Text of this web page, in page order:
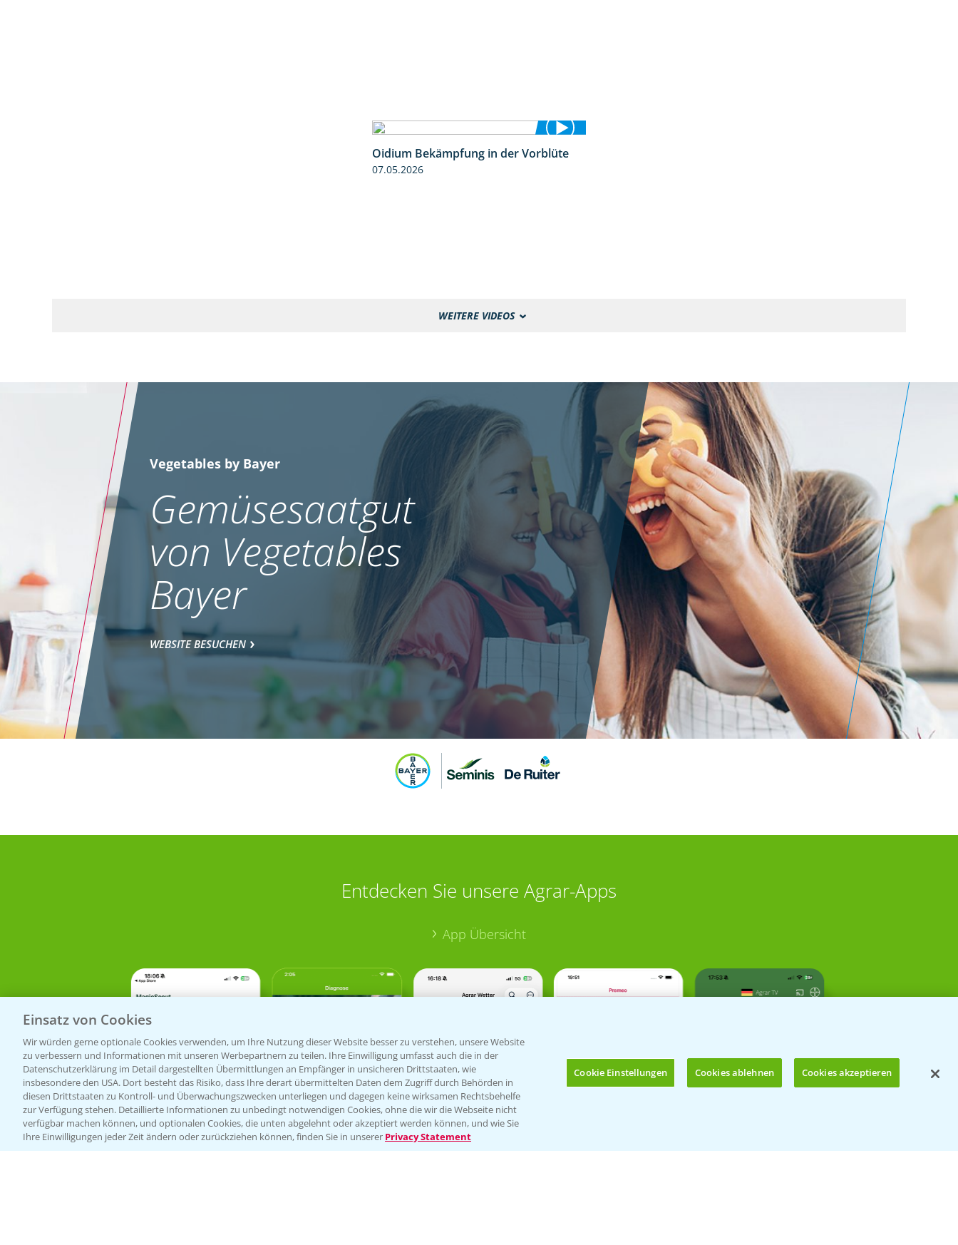
4:07
Oidium Bekämpfung in der Vorblüte
07.05.2026
WEITERE VIDEOS
Bis zu 4 Produkte vergleichen:
Vegetables by Bayer
Gemüsesaatgut
von Vegetables
Bayer
WEBSITE BESUCHEN
Entdecken Sie unsere Agrar-Apps
App Übersicht
Einsatz von Cookies
Wir würden gerne optionale Cookies verwenden, um Ihre Nutzung dieser Website besser zu verstehen, unsere Website
zu verbessern und Informationen mit unseren Werbepartnern zu teilen. Ihre Einwilligung umfasst auch die in der
Datenschutzerklärung im Detail dargestellten Übermittlungen an Empfänger in unsicheren Drittstaaten, wie
insbesondere den USA. Dort besteht das Risiko, dass Ihre derart übermittelten Daten dem Zugriff durch Behörden in
diesen Drittstaaten zu Kontroll- und Überwachungszwecken unterliegen und dagegen keine wirksamen Rechtsbehelfe
zur Verfügung stehen. Detaillierte Informationen zu unbedingt notwendigen Cookies, ohne die wir die Webseite nicht
verfügbar machen können, und optionalen Cookies, die unten abgelehnt oder akzeptiert werden können, und wie Sie
Ihre Einwilligungen jeder Zeit ändern oder zurückziehen können, finden Sie in unserer Privacy Statement
Cookie Einstellungen Cookies ablehnen Cookies akzeptieren